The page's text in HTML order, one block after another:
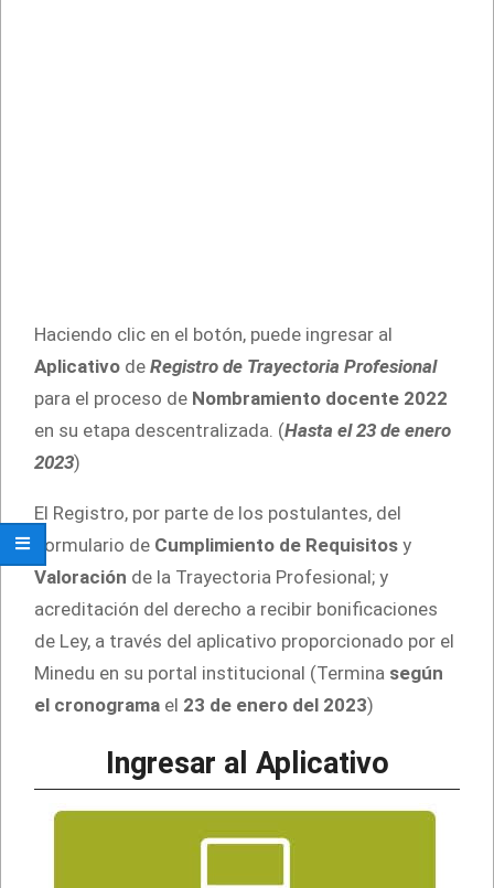
Haciendo clic en el botón, puede ingresar al
Aplicativo de Registro de Trayectoria Profesional
para el proceso de Nombramiento docente 2022
en su etapa descentralizada. (Hasta el 23 de enero
2023)
El Registro, por parte de los postulantes, del
Formulario de Cumplimiento de Requisitos y
Valoración de la Trayectoria Profesional; y
acreditación del derecho a recibir bonificaciones
de Ley, a través del aplicativo proporcionado por el
Minedu en su portal institucional (Termina según
el cronograma el 23 de enero del 2023)
Ingresar al Aplicativo